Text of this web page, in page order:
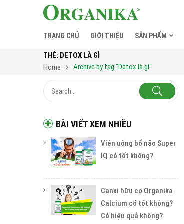
TRANG CHỦ GIỚI THIỆU SẢN PHẨM
THẺ: DETOX LÀ GÌ
Home
Archive by tag "Detox là gì"
BÀI VIẾT XEM NHIỀU
Viên uống bổ não Super
IQ có tốt không?
Canxi hữu cơ Organika
Calcium có tốt không?
Có hiệu quả không?